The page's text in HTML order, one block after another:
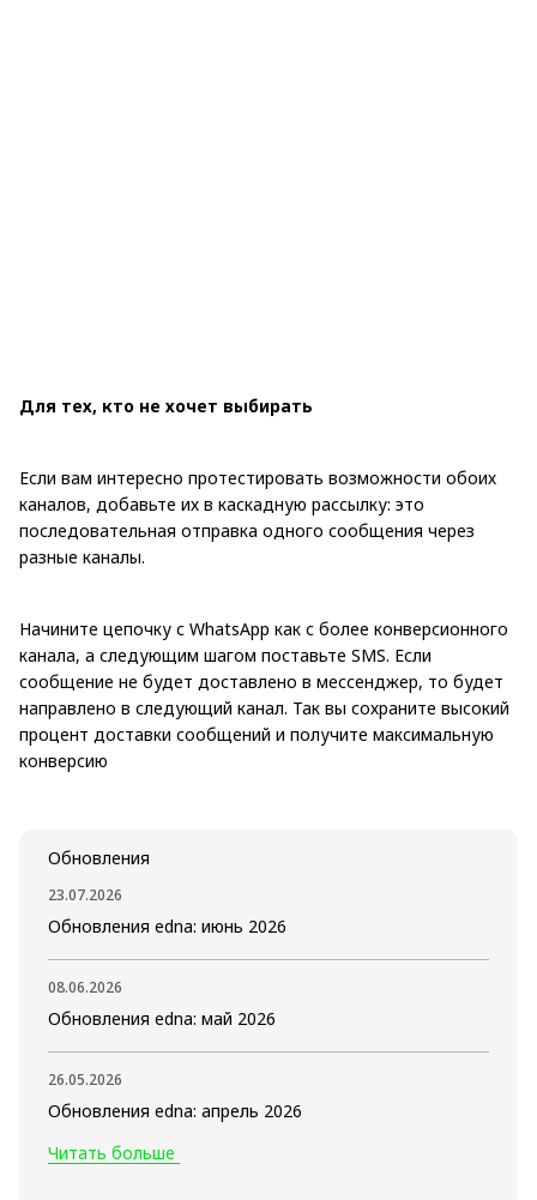
Для тех, кто не хочет выбирать
Если вам интересно протестировать возможности обоих
каналов, добавьте их в каскадную рассылку: это
последовательная отправка одного сообщения через
разные каналы.
Начините цепочку с WhatsApp как с более конверсионного
канала, а следующим шагом поставьте SMS. Если
сообщение не будет доставлено в мессенджер, то будет
направлено в следующий канал. Так вы сохраните высокий
процент доставки сообщений и получите максимальную
конверсию
Обновления
23.07.2026
Обновления edna: июнь 2026
08.06.2026
Обновления edna: май 2026
26.05.2026
Обновления edna: апрель 2026
Читать больше